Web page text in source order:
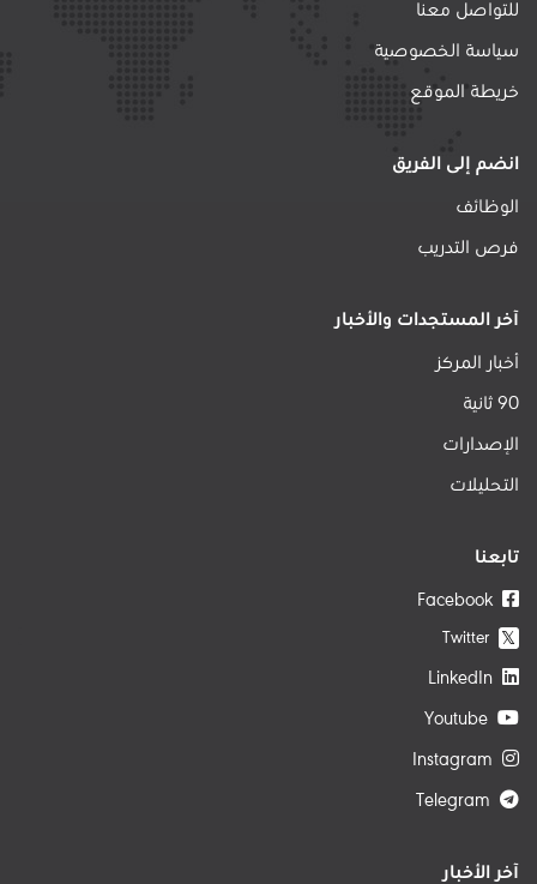
للتواصل معنا
سياسة الخصوصية
خريطة الموقع
انضم إلى الفريق
الوظائف
فرص التدريب
آخر المستجدات والأخبار
أخبار المركز
90 ثانية
الإصدارات
التحليلات
تابعنا
𝕏
Twitter
آخر الأخبار